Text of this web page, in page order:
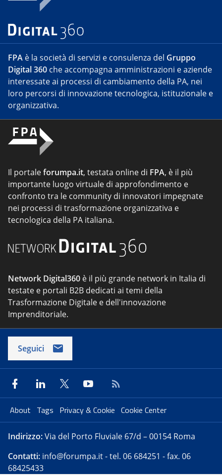
FPA è la società di servizi e consulenza del Gruppo
Digital 360 che accompagna amministrazioni e aziende
interessate ai processi di cambiamento della PA, nei
loro percorsi di innovazione tecnologica, istituzionale e
organizzativa.
Il portaleforumpa.it, testata online di FPA, è il più
importante luogo virtuale di approfondimento e
confronto tra le community di innovatori impegnate
nei processi di trasformazione organizzativa e
tecnologica della PA italiana.
Network Digital360 è il più grande network in Italia di
testate e portali B2B dedicati ai temi della
Trasformazione Digitale e dell'innovazione
Imprenditoriale.
Seguici
About Tags Privacy & Cookie Cookie Center
Indirizzo:Via del Porto Fluviale 67/d – 00154 Roma
Contatti: info@forumpa.it- tel. 06 684251 - fax. 06
68425433